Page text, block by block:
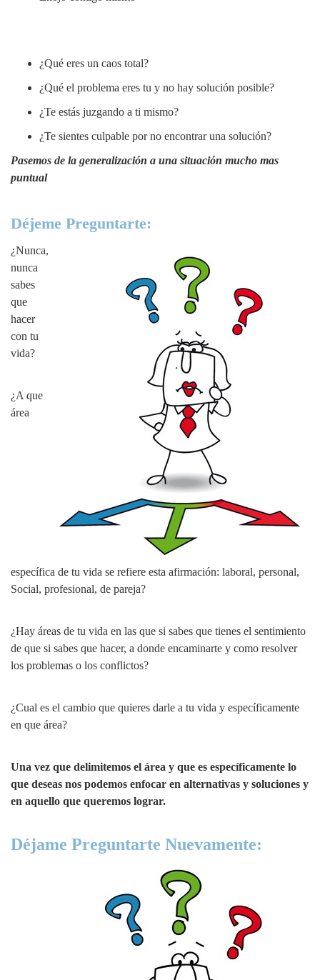
¿Qué eres un caos total?
¿Qué el problema eres tu y no hay solución posible?
¿Te estás juzgando a ti mismo?
¿Te sientes culpable por no encontrar una solución?
Pasemos de la generalización a una situación mucho mas
puntual
Déjeme Preguntarte:
¿Nunca,
nunca
sabes
que
hacer
con tu
vida?
¿A que
área
específica de tu vida se refiere esta afirmación: laboral, personal,
Social, profesional, de pareja?
¿Hay áreas de tu vida en las que si sabes que tienes el sentimiento
de que si sabes que hacer, a donde encaminarte y como resolver
los problemas o los conflictos?
¿Cual es el cambio que quieres darle a tu vida y específicamente
en que área?
Una vez que delimitemos el área y que es específicamente lo
que deseas nos podemos enfocar en alternativas y soluciones y
en aquello que queremos lograr.
Déjame Preguntarte Nuevamente: